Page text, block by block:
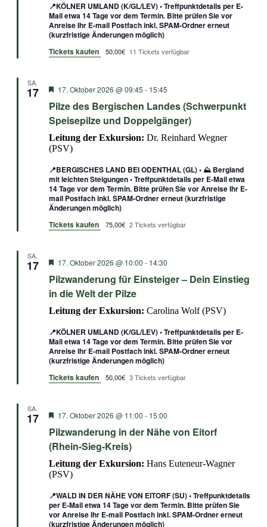
📍KÖLNER UMLAND (K/GL/LEV) • Treffpunktdetails per E-
Mail etwa 14 Tage vor dem Termin. Bitte prüfen Sie vor
Anreise Ihr E-mail Postfach inkl. SPAM-Ordner erneut
(kurzfristige Änderungen möglich)
Tickets kaufen
50,00€ 11 Tickets verfügbar
SA.
17 Empfohlen
17. Oktober 2026 @ 09:45 - 15:45
Pilze des Bergischen Landes (Schwerpunkt
Speisepilze und Doppelgänger)
Leitung der Exkursion: Dr. Reinhard Wegner
(PSV)
📍BERGISCHES LAND BEI ODENTHAL (GL) • ⛰️ Bergland
mit leichten Steigungen • Treffpunktdetails per E-Mail etwa
14 Tage vor dem Termin. Bitte prüfen Sie vor Anreise Ihr E-
mail Postfach inkl. SPAM-Ordner erneut (kurzfristige
Änderungen möglich)
Tickets kaufen
75,00€ 2 Tickets verfügbar
SA.
17 Empfohlen
17. Oktober 2026 @ 10:00 - 14:30
Pilzwanderung für Einsteiger – Dein Einstieg
in die Welt der Pilze
Leitung der Exkursion: Carolina Wolf (PSV)
📍KÖLNER UMLAND (K/GL/LEV) • Treffpunktdetails per E-
Mail etwa 14 Tage vor dem Termin. Bitte prüfen Sie vor
Anreise Ihr E-mail Postfach inkl. SPAM-Ordner erneut
(kurzfristige Änderungen möglich)
Tickets kaufen
50,00€ 3 Tickets verfügbar
SA.
17 Empfohlen
17. Oktober 2026 @ 11:00 - 15:00
Pilzwanderung in der Nähe von Eitorf
(Rhein-Sieg-Kreis)
Leitung der Exkursion: Hans Euteneur-Wagner
(PSV)
📍WALD IN DER NÄHE VON EITORF (SU) • Treffpunktdetails
per E-Mail etwa 14 Tage vor dem Termin. Bitte prüfen Sie
vor Anreise Ihr E-mail Postfach inkl. SPAM-Ordner erneut
(kurzfristige Änderungen möglich)